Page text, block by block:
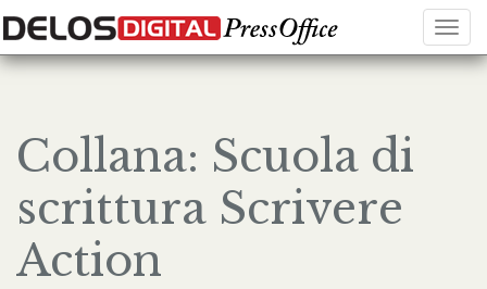
Menu
Collana: Scuola di
scrittura Scrivere
Action